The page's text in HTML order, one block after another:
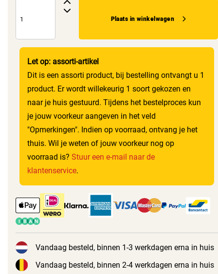
Plaats in winkelwagen
Let op: assorti-artikel
Dit is een assorti product, bij bestelling ontvangt u 1
product. Er wordt willekeurig 1 soort gekozen en
naar je huis gestuurd. Tijdens het bestelproces kun
je jouw voorkeur aangeven in het veld
"Opmerkingen". Indien op voorraad, ontvang je het
thuis. Wil je weten of jouw voorkeur nog op
voorraad is? Stuur een e-mail naar de
klantenservice.
Vandaag besteld, binnen 1-3 werkdagen erna in huis
Vandaag besteld, binnen 2-4 werkdagen erna in huis